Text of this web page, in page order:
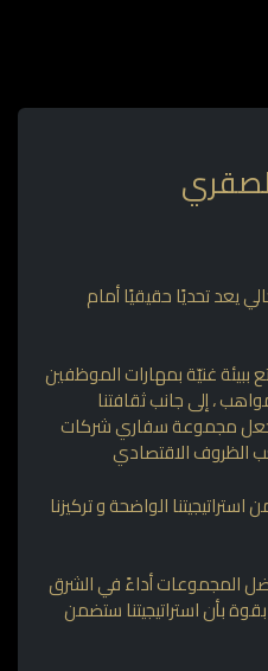
يعد تحديًا حقيقيًا أمام
غنيّة بمهارات الموظفين
، إلى جانب ثقافتنا
تجعل مجموعة سفاري شركات
الظروف الاقتصادي
الواضحة و تركيزنا
المجموعات أداءً في الشرق
بأن استراتيجيتنا ستضمن